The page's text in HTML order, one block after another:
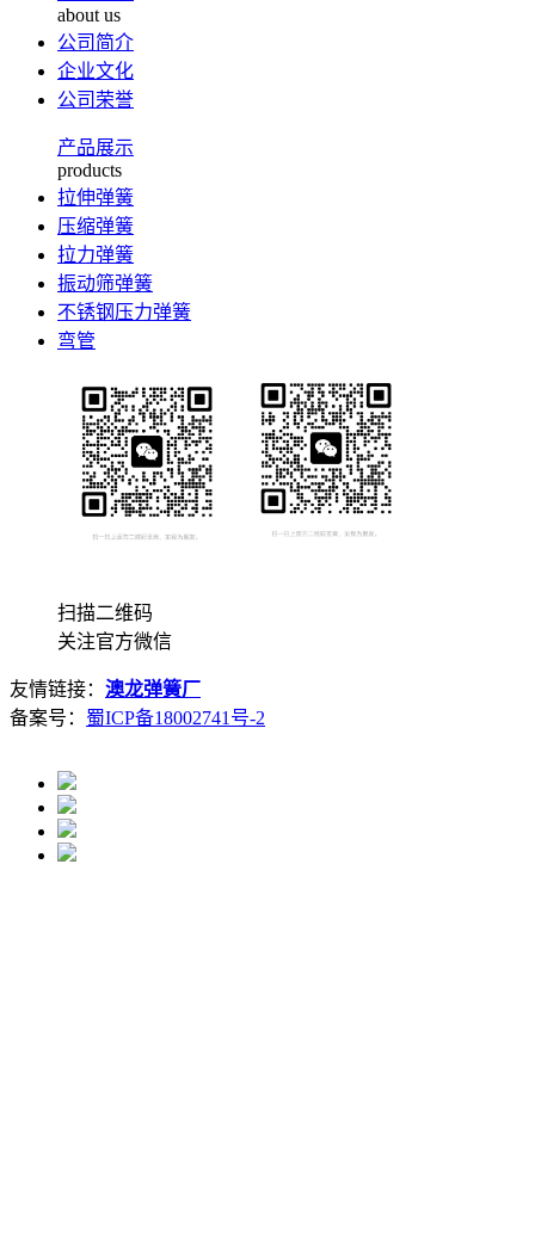
about us
公司简介
企业文化
公司荣誉
产品展示
products
拉伸弹簧
压缩弹簧
拉力弹簧
振动筛弹簧
不锈钢压力弹簧
弯管
扫描二维码
关注官方微信
友情链接： 澳龙弹簧厂
备案号： 蜀ICP备18002741号-2